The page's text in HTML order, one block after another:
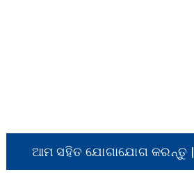
ଆମ ସହିତ ଯୋଗାଯୋଗ କରନ୍ତୁ |